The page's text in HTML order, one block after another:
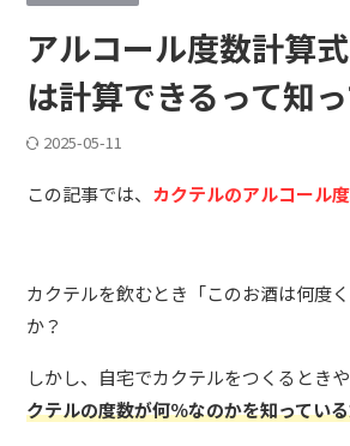
アルコール度数計算
は計算できるって知
2025-05-11
この記事では、 カクテルのアルコール
カクテルを飲むとき「このお酒は何度
か？
しかし、自宅でカクテルをつくるとき
クテルの度数が何％なのかを知ってい